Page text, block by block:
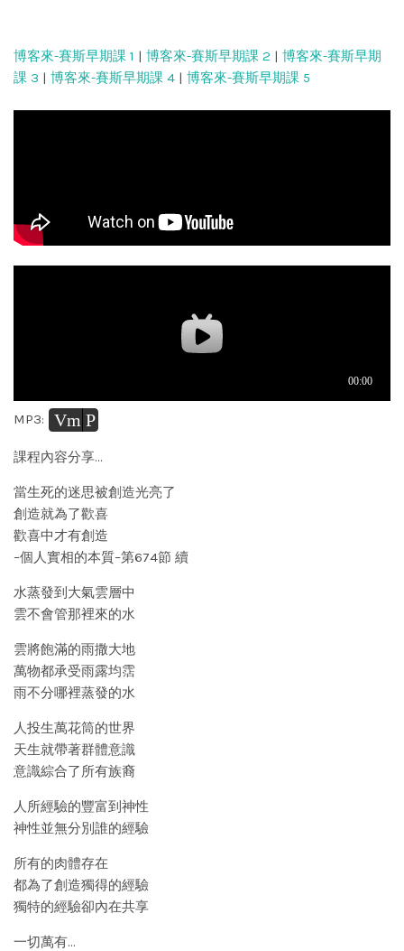
博客來-賽斯早期課 1 | 博客來-賽斯早期課 2 | 博客來-賽斯早期
課 3 | 博客來-賽斯早期課 4 | 博客來-賽斯早期課 5
MP3: Vm P
課程內容分享…
當生死的迷思被創造光亮了
創造就為了歡喜
歡喜中才有創造
–個人實相的本質–第674節 續
水蒸發到大氣雲層中
雲不會管那裡來的水
雲將飽滿的雨撒大地
萬物都承受雨露均霑
雨不分哪裡蒸發的水
人投生萬花筒的世界
天生就帶著群體意識
意識綜合了所有族裔
人所經驗的豐富到神性
神性並無分別誰的經驗
所有的肉體存在
都為了創造獨得的經驗
獨特的經驗卻內在共享
一切萬有…